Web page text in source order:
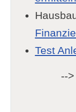
Test
-->